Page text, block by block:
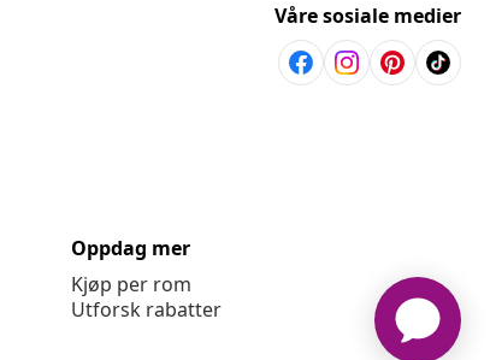
Våre sosiale medier
Oppdag mer
Kjøp per rom
Utforsk rabatter